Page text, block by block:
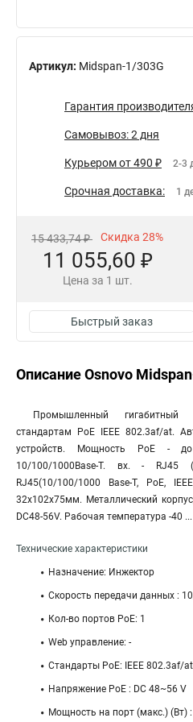
Артикул: Midspan-1/303G
Гарантия
Самовывоз: 2 дня
Курьером от 490 ₽ 2-3
Срочная доставка: 1
15 433,74 ₽ Скидка 28%
11 055,60 ₽
Цена за 1 шт.
Быстрый заказ
Описание Osnovo
Промышленный гигабитный
стандартам PoE IEEE 802.3af/at.
устройств. Мощность PoE -
10/100/1000Base-T. вх. - RJ45
RJ45(10/100/1000 Base-T, PoE,
32x102x75мм. Металлический
DC48-56V. Рабочая температура -40
Технические характеристики
Назначение: Инжектор
Скорость передачи данных :
Кол-во портов PoE: 1
Web управление: -
Стандарты PoE: IEEE 802.3af/at
Напряжение PoE : DC 48~56 V
Мощность на порт (макс.) (Вт)